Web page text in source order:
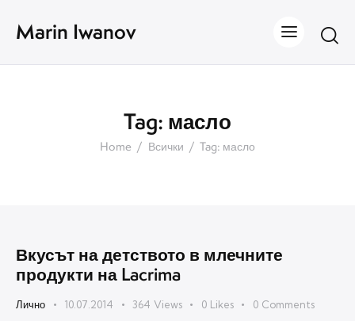
Marin Iwanov
Tag: масло
Home Всички Tag: масло
Вкусът на детството в млечните
продукти на Lacrima
Лично 10.07.2014 364 Views 0 Likes 0 Comments